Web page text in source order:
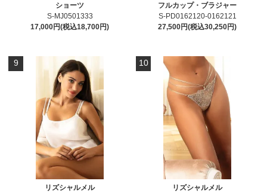
ショーツ
S-MJ0501333
17,000円(税込18,700円)
フルカップ・ブラジャー
S-PD0162120-0162121
27,500円(税込30,250円)
9
リズシャルメル
10
リズシャルメル